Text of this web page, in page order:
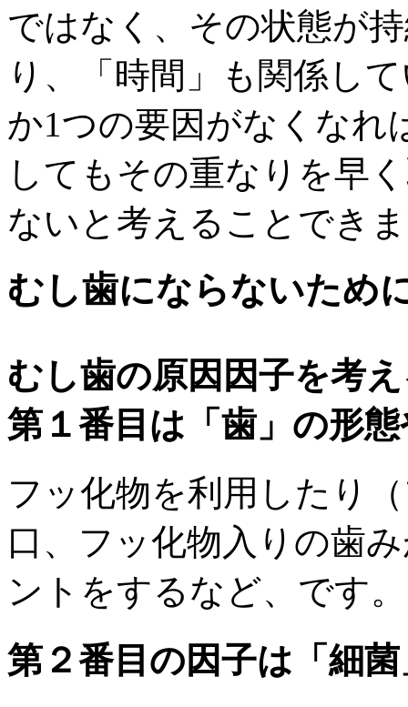
ではなく、その状態が
り、「時間」も関係し
か1つの要因がなくなれ
してもその重なりを早
ないと考えることでき
むし歯にならないため
むし歯の原因因子を考
第１番目は「歯」の形
フッ化物を利用したり
口、フッ化物入りの歯
ントをするなど、です。
第２番目の因子は「細